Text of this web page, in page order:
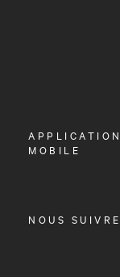
OUVRIR
LE
APPLICATION
MOBILE
NOUS SUIVRE